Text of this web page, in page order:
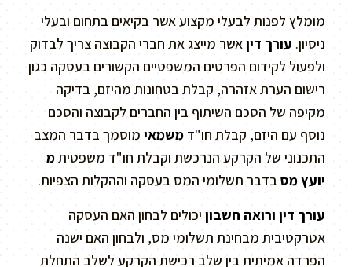
מומלץ לפנות לבעלי מקצוע אשר בקיאים בתחום ובעלי
ניסיון. עורך דיןאשר מייצג את חברי הקבוצה צריך לבדוק
ולפעול לקידום הפרטים המשפטיים הקשורים בעסקה כגון
רישום הערת אזהרה, קבלת בטחונות מהיזם, בדיקה
מקיפה של הסכם השיתוף בין החברים לקבוצה והסכם
נוסף עם היזם, קבלת חו"ד משמאימוסמך בדבר המצב
התכנוני של הקרקע הנרכשת וקבלת חו"ד משפטיתמ
יועץ מסבדבר תשלומי המס בעסקה וההקלות הצפיות.
עורך דין ורואה חשבוןיכולים לבחון האם העסקה
אטרקטיבית מבחינת תשלומי מס, ולבחון האם ישנה
הפרדה אמיתית בין שלב רכישת הקרקע לשלב התחלת